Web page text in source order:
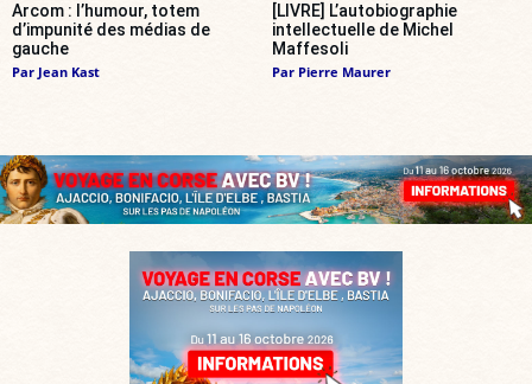
Arcom : l’humour, totem
d’impunité des médias de
gauche
Par Jean Kast
[LIVRE] L’autobiographie
intellectuelle de Michel
Maffesoli
Par Pierre Maurer